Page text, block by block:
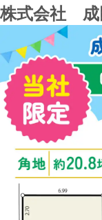
株式会社 成